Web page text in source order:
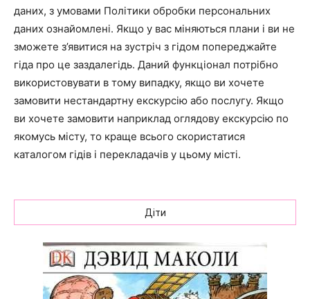
даних, з умовами Політики обробки персональних
даних ознайомлені. Якщо у вас міняються плани і ви не
зможете з’явитися на зустріч з гідом попереджайте
гіда про це заздалегідь. Даний функціонал потрібно
використовувати в тому випадку, якщо ви хочете
замовити нестандартну екскурсію або послугу. Якщо
ви хочете замовити наприклад оглядову екскурсію по
якомусь місту, то краще всього скористатися
каталогом гідів і перекладачів у цьому місті.
Діти